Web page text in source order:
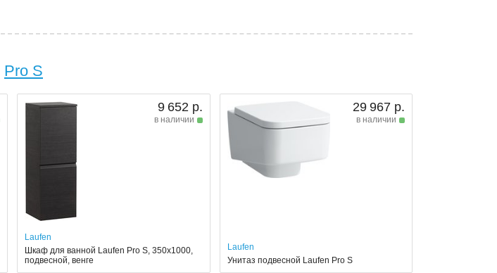
Pro S
9 652 р.
в наличии
Laufen
Шкаф для ванной Laufen Pro S, 350x1000,
подвесной, венге
29 967 р.
в наличии
Laufen
Унитаз подвесной Laufen Pro S